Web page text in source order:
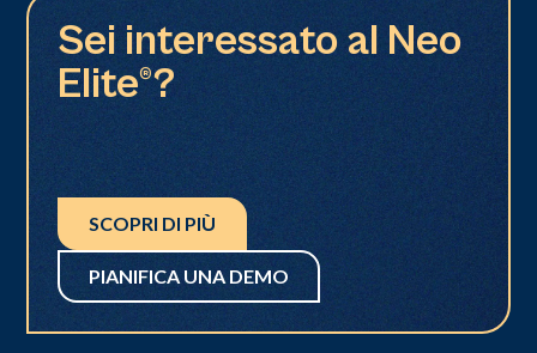
Sei interessato al Neo
Elite®?
SCOPRI DI PIÙ
PIANIFICA UNA DEMO